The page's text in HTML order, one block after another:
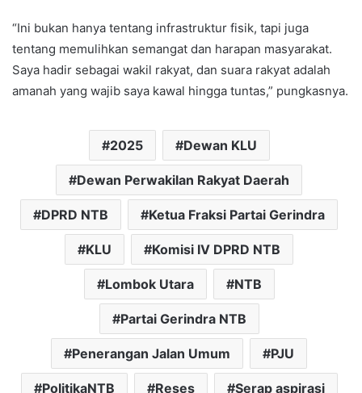
“Ini bukan hanya tentang infrastruktur fisik, tapi juga
tentang memulihkan semangat dan harapan masyarakat.
Saya hadir sebagai wakil rakyat, dan suara rakyat adalah
amanah yang wajib saya kawal hingga tuntas,” pungkasnya.
2025 Dewan KLU
Dewan Perwakilan Rakyat Daerah
DPRD NTB Ketua Fraksi Partai Gerindra
KLU Komisi IV DPRD NTB
Lombok Utara NTB
Partai Gerindra NTB
Penerangan Jalan Umum PJU
PolitikaNTB Reses Serap aspirasi